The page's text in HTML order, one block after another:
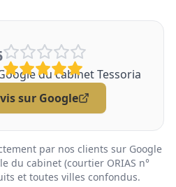
du cabinet Tessoria
sur Google
par nos clients sur Google
du cabinet (courtier ORIAS n°
et toutes villes confondus.